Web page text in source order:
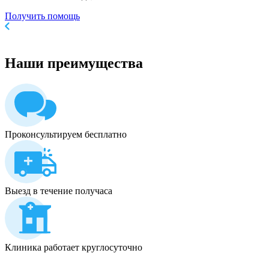
Получить помощь
Наши преимущества
Проконсультируем бесплатно
Выезд в течение получаса
Клиника работает круглосуточно